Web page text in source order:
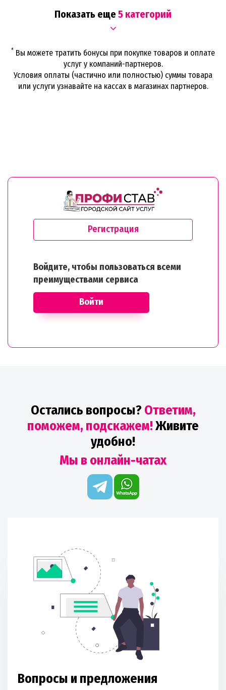
Показать еще5 категорий
* Вы можете тратить бонусы при покупке товаров и оплате
услуг у компаний-партнеров.
Условия оплаты (частично или полностью) суммы товара
или услуги узнавайте на кассах в магазинах партнеров.
Регистрация
Войдите, чтобы пользоваться всеми
преимуществами сервиса
Войти
Остались вопросы?Ответим,
поможем, подскажем!Живите
удобно!
Мы в онлайн-чатах
Вопросы и предложения